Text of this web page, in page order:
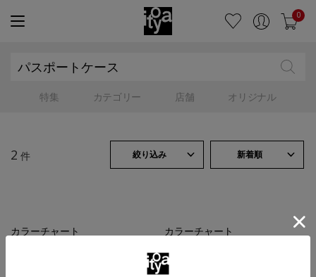
0
特集 カテゴリー 店舗 オリジナル
2 件 絞り込み 新着順
カラーチャート
カラーチャート
￥20,900